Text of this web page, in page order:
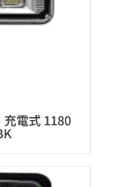
電式 1180